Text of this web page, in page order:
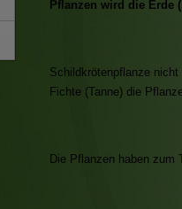
Pflanzen wird die Erde
Schildkrötenpflanze
Fichte (Tanne) die
Die Pflanzen haben zum